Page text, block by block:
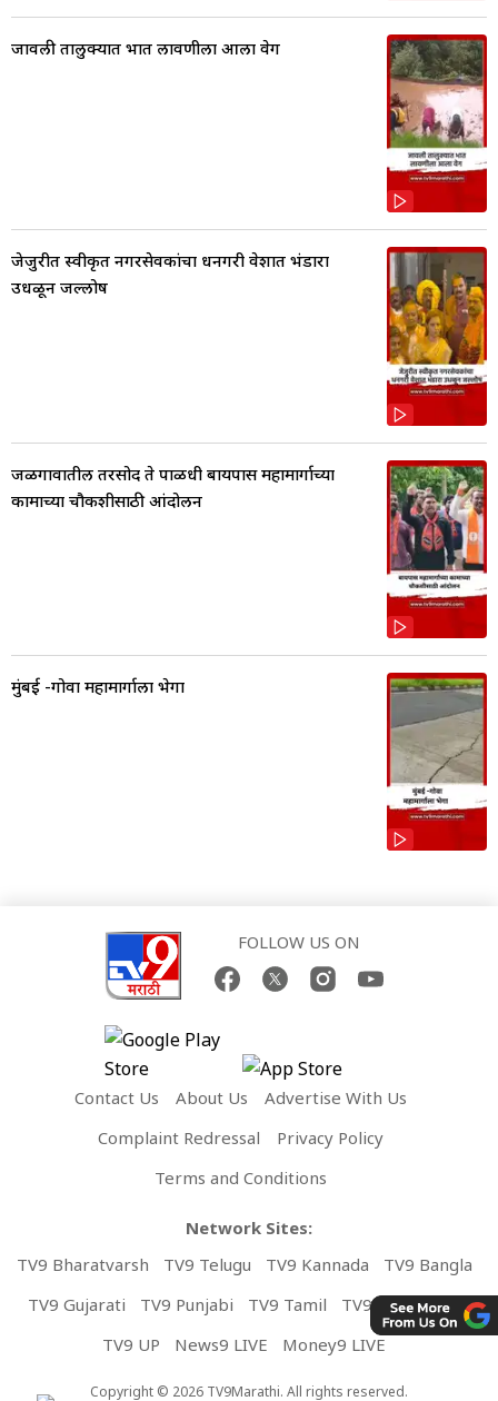
जावली तालुक्यात भात लावणीला आला वेग
जेजुरीत स्वीकृत नगरसेवकांचा धनगरी वेशात भंडारा
उधळून जल्लोष
जळगावातील तरसोद ते पाळधी बायपास महामार्गाच्या
कामाच्या चौकशीसाठी आंदोलन
मुंबई -गोवा महामार्गाला भेगा
FOLLOW US ON
Contact Us About Us
Advertise With Us
Complaint Redressal
Privacy Policy
Terms and Conditions
Network Sites:
TV9 Bharatvarsh
TV9 Telugu TV9 Kannada
TV9 Bangla
TV9 Gujarati
TV9 Punjabi TV9 Tamil
TV9 Malayalam
TV9 UP
News9 LIVE Money9 LIVE
Copyright © 2026 TV9Marathi. All rights reserved.